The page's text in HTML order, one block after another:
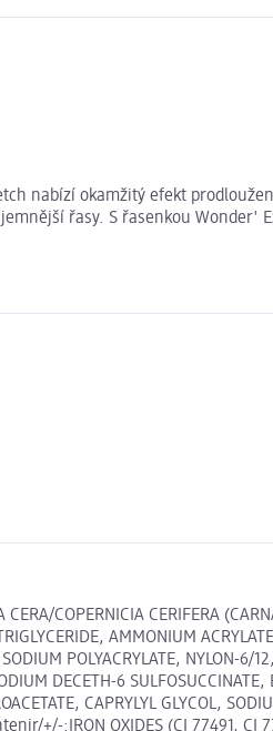
nabízí okamžitý efekt
řasy. S řasenkou Wonder'
COPERNICIA CERIFERA
AMMONIUM
POLYACRYLATE, NYLON-6/
DECETH-6
CAPRYLYL GLYCOL,
+/-:IRON OXIDES (CI 77491,